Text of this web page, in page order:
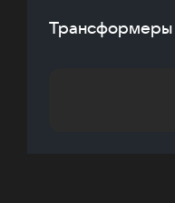
Трансформеры